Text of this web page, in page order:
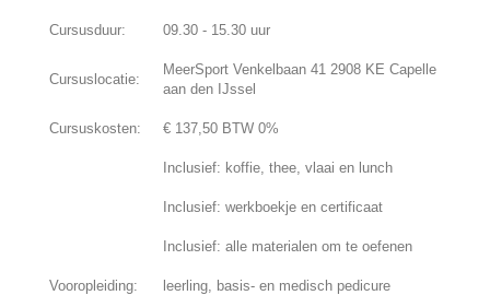
Cursusduur: 09.30 - 15.30 uur
Cursuslocatie:
MeerSport Venkelbaan 41 2908 KE Capelle
aan den IJssel
Cursuskosten: € 137,50 BTW 0%
Inclusief: koffie, thee, vlaai en lunch
Inclusief: werkboekje en certificaat
Inclusief: alle materialen om te oefenen
Vooropleiding: leerling, basis- en medisch pedicure